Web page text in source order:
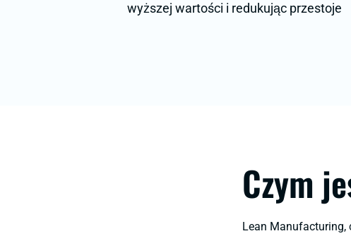
wyższej wartości i redukując przestoje
Czym
Lean Manufacturing,